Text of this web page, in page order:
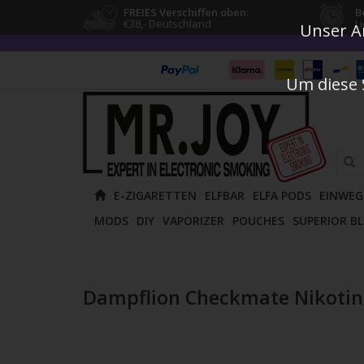
FREIES Verschiffen oben:
€38,- Deutschland
die
Pfeile
E-ZIGARETTEN ELFBAR ELFA PODS
MODS DIY VAPORIZER POUCHES SUPERIOR
Dampflion Checkmate
Unser
Um diese